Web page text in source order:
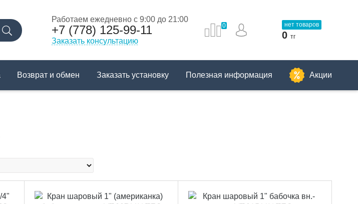
Работаем ежедневно с 9:00 до 21:00
+7 (778) 125-99-11
Заказать консультацию
0 нет товаров
0 тг
Возврат и обмен Заказать установку Полезная информация Акции